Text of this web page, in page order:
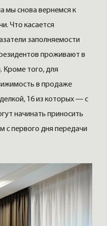
мы снова вернемся к
Что касается
заполняемости
проживают в
Кроме того, для
в продаже
16 из которых — с
начинать приносить
с первого дня передачи